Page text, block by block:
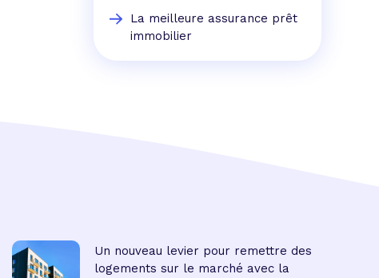
La meilleure assurance prêt
immobilier
Un nouveau levier pour remettre des
logements sur le marché avec la